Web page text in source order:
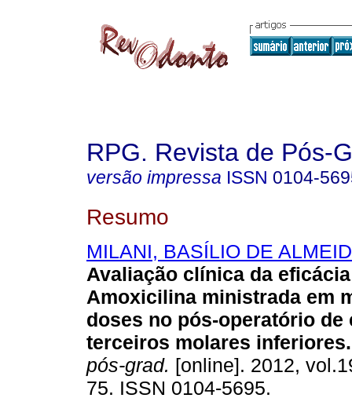
RPG. Revista de Pós-
versão impressa ISSN 0104-
Resumo
MILANI, BASÍLIO DE
Avaliação clínica da
Amoxicilina ministrada em
doses no pós-operatório de
terceiros molares inferiores.
pós-grad. [online]. 2012,
75. ISSN 0104-5695.